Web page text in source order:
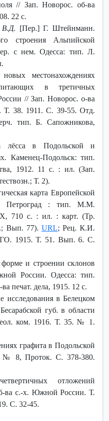
// Зап. Новорос. об-ва
22 с.
В.Д. [Пер.] Г. Штейнманн.
строения Альпийской
с нем. Одесса: тип. Л.
местонахождениях
в третичных
// Зап. Новорос. о-ва
Т. 38. 1911. С. 39-55. Отд.
тип. Б. Сапожникова,
лёсса в Подольской и
Каменец-Подольск: тип.
1912. 11 с. : ил. (Зап.
Т. 2).
карта Европейской
Петроград : тип. М.М.
710 с. : ил. : карт. (Тр.
Вып. 77). URL; Рец. К.И.
1915. Т. 51. Вып. 6. С.
и строении склонов
России. Одесса: тип.
печат. дела, 1915. 12 с.
исследования в Белецком
губ. в области
ком. 1916. Т. 35. № 1.
графита в Подольской
№ 8, Проток. С. 378-380.
отложений
ва с.-х. Южной России. Т.
С. 32-45.